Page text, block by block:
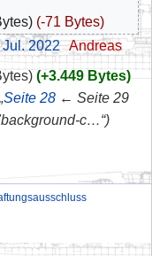
-71 Bytes
2022‎ Andreas
+3.449 Bytes
Seite 28← Seite 29
c…“